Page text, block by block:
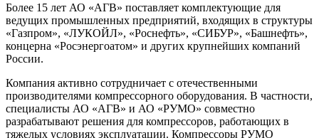
Более 15 лет АО «АГВ» поставляет комплектующие для
ведущих промышленных предприятий, входящих в структуры
«Газпром», «ЛУКОЙЛ», «Роснефть», «СИБУР», «Башнефть»,
концерна «Росэнергоатом» и других крупнейших компаний
России.
Компания активно сотрудничает с отечественными
производителями компрессорного оборудования. В частности,
специалисты АО «АГВ» и АО «РУМО» совместно
разрабатывают решения для компрессоров, работающих в
тяжелых условиях эксплуатации. Компрессоры РУМО